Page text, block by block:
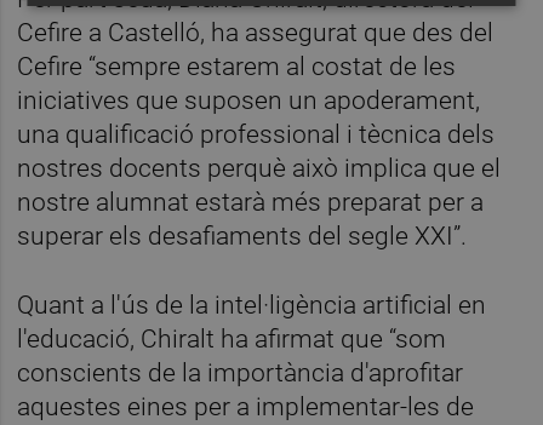
Cefire a Castelló, ha assegurat que des del
Cefire “sempre estarem al costat de les
iniciatives que suposen un apoderament,
una qualificació professional i tècnica dels
nostres docents perquè això implica que el
nostre alumnat estarà més preparat per a
superar els desafiaments del segle XXI”.
Quant a l'ús de la intel·ligència artificial en
l'educació, Chiralt ha afirmat que “som
conscients de la importància d'aprofitar
aquestes eines per a implementar-les de